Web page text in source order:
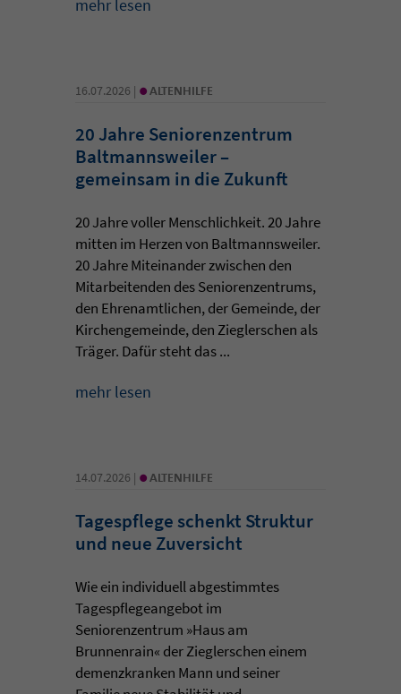
mehr lesen
16.07.2026 | • ALTENHILFE
20 Jahre Seniorenzentrum
Baltmannsweiler –
gemeinsam in die Zukunft
20 Jahre voller Menschlichkeit. 20 Jahre
mitten im Herzen von Baltmannsweiler.
20 Jahre Miteinander zwischen den
Mitarbeitenden des Seniorenzentrums,
den Ehrenamtlichen, der Gemeinde, der
Kirchengemeinde, den Zieglerschen als
Träger. Dafür steht das ...
mehr lesen
14.07.2026 | • ALTENHILFE
Tagespflege schenkt Struktur
und neue Zuversicht
Wie ein individuell abgestimmtes
Tagespflegeangebot im
Seniorenzentrum »Haus am
Brunnenrain« der Zieglerschen einem
demenzkranken Mann und seiner